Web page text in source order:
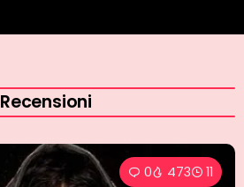
Recensioni
0 366 9